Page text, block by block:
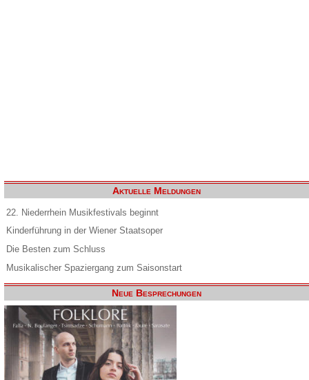
Aktuelle Meldungen
22. Niederrhein Musikfestivals beginnt
Kinderführung in der Wiener Staatsoper
Die Besten zum Schluss
Musikalischer Spaziergang zum Saisonstart
Neue Besprechungen